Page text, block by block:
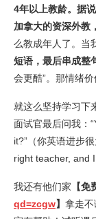
4年以上教龄。据
加拿大的资深外教
么教成年人了。当
短语，最后串成整
会更酷”。那情绪价
就这么坚持学习下
面试官最后问我：
it?”（你英语进步
right teacher, and
我还有他们家 【免
qd=zcgw】 拿走